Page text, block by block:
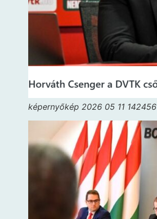
képernyőkép 2026 05 11 142456